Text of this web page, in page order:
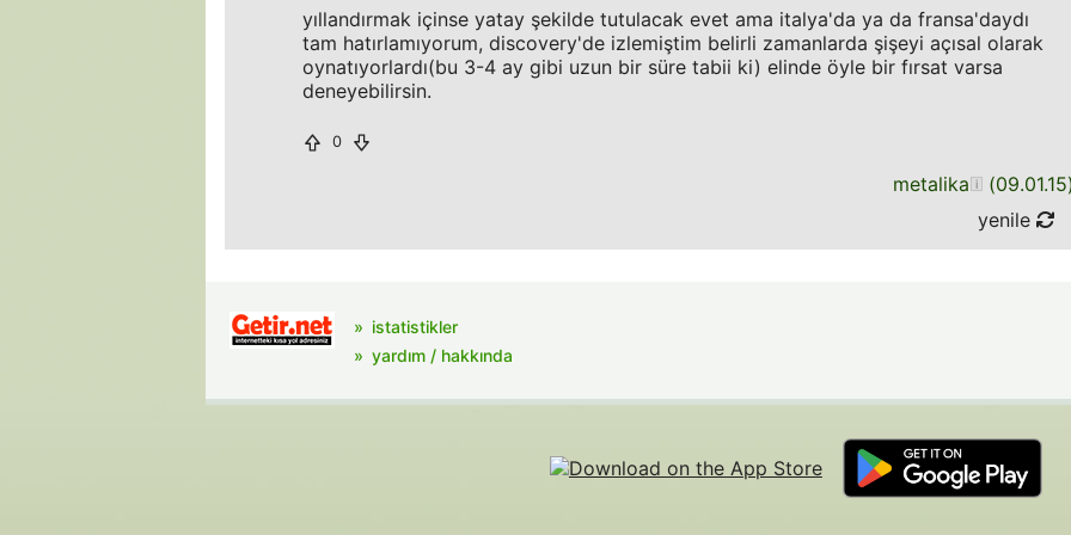
yıllandırmak içinse yatay şekilde tutulacak evet ama italya'da ya da fransa'daydı
tam hatırlamıyorum, discovery'de izlemiştim belirli zamanlarda şişeyi açısal olarak
oynatıyorlardı(bu 3-4 ay gibi uzun bir süre tabii ki) elinde öyle bir fırsat varsa
deneyebilirsin.
0
metalika (09.01.15
yenile
istatistikler
yardım / hakkında